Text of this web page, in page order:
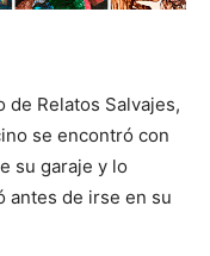
de Relatos Salvajes,
se encontró con
su garaje y lo
antes de irse en su